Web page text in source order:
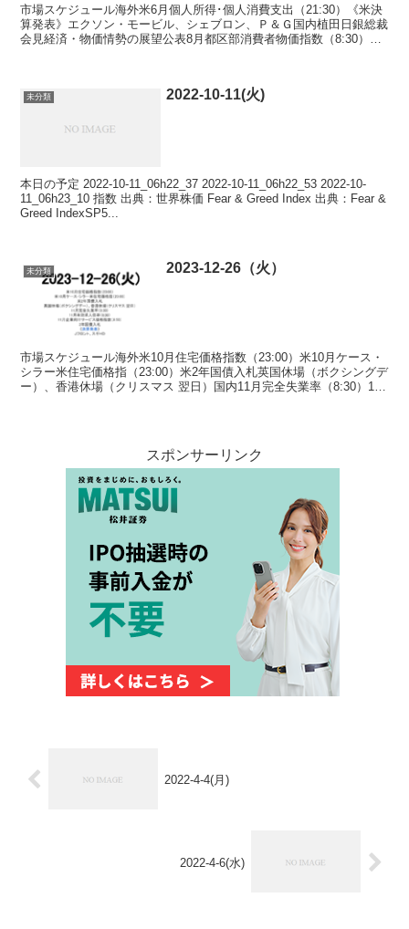
市場スケジュール海外米6月個人所得･個人消費支出（21:30）《米決
算発表》エクソン・モービル、シェブロン、Ｐ＆Ｇ国内植田日銀総裁
会見経済・物価情勢の展望公表8月都区部消費者物価指数（8:30）
未分類 2022-10-11(火)
本日の予定 2022-10-11_06h22_37 2022-10-11_06h22_53 2022-10-
11_06h23_10 指数 出典：世界株価 Fear & Greed Index 出典：Fear &
Greed IndexSP5...
未分類 2023-12-26（火）
市場スケジュール海外米10月住宅価格指数（23:00）米10月ケース・
シラー米住宅価格指（23:00）米2年国債入札英国休場（ボクシングデ
ー）、香港休場（クリスマス 翌日）国内11月完全失業率（8:30）11
スポンサーリンク
2022-4-4(月)
2022-4-6(水)